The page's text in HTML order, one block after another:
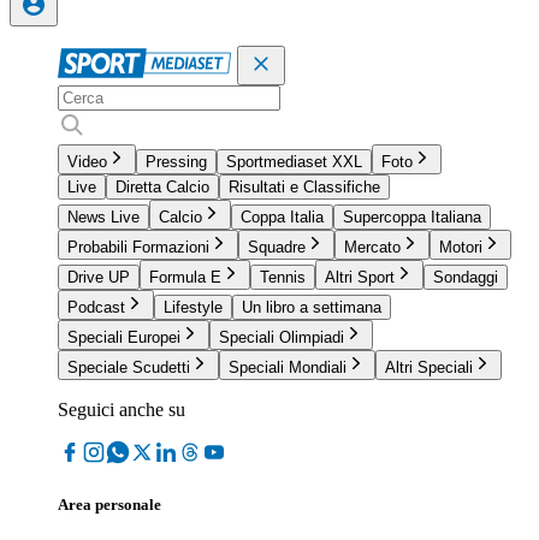
Video Pressing Sportmediaset XXL
Foto
Live
Diretta Calcio
Risultati e Classifiche
News Live
Calcio Coppa Italia
Supercoppa Italiana
Probabili Formazioni
Squadre Mercato
Motori
Drive UP
Formula E Tennis Altri Sport
Sondaggi
Podcast
Lifestyle
Un libro a settimana
Speciali Europei
Speciali Olimpiadi
Speciale Scudetti
Speciali Mondiali Altri Speciali
Seguici anche su
Area personale